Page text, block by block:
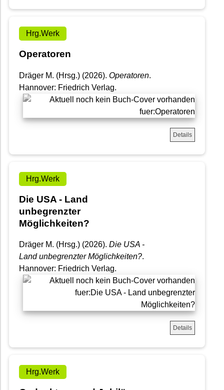
Hrg.Werk
Operatoren
Dräger M. (Hrsg.) (2026). Operatoren.
Hannover: Friedrich Verlag.
Details
Hrg.Werk
Die USA - Land
unbegrenzter
Möglichkeiten?
Dräger M. (Hrsg.) (2026). Die USA -
Land unbegrenzter Möglichkeiten?.
Hannover: Friedrich Verlag.
Details
Hrg.Werk